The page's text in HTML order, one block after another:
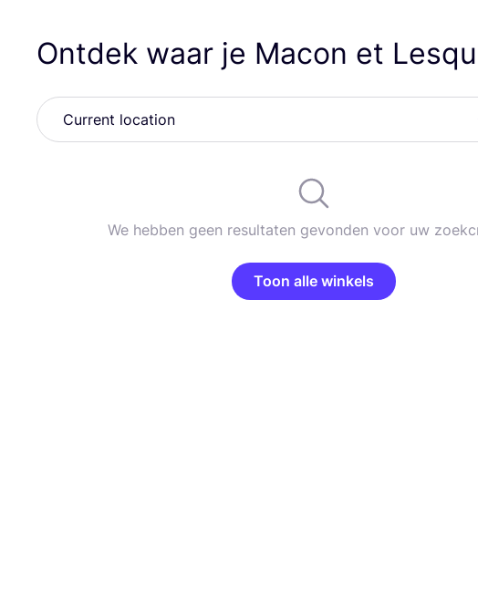
Ontdek waar je Macon et
We hebben geen resultaten gevonden voor uw
Toon alle winkels